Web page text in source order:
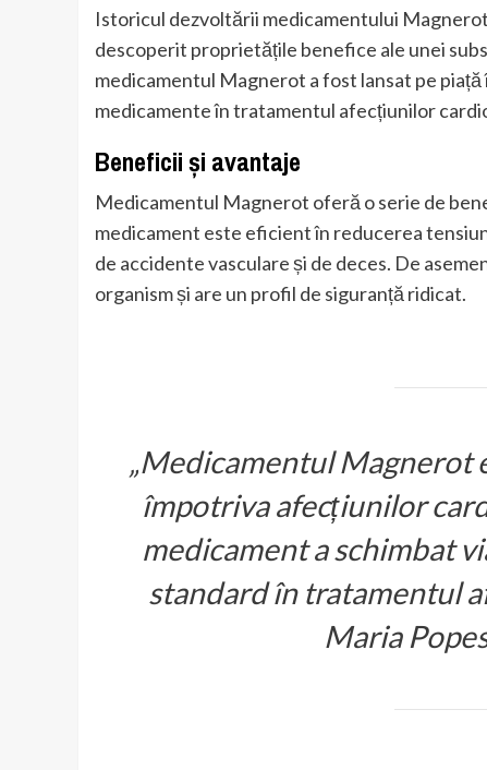
Istoricul dezvoltării medicamentului
descoperit proprietățile benefice ale unei
medicamentul Magnerot a fost lansat pe
medicamente în tratamentul afecțiunilor
Beneficii și avantaje
Medicamentul Magnerot oferă o serie de
medicament este eficient în reducerea
de accidente vasculare și de deces. De
organism și are un profil de siguranță ridicat.
„Medicamentul Magnerot
împotriva afecțiunilor
medicament a schimbat
standard în tratamentul
Maria